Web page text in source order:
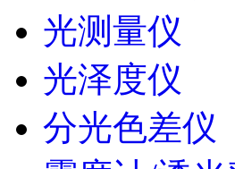
光测量仪
光泽度仪
分光色差仪